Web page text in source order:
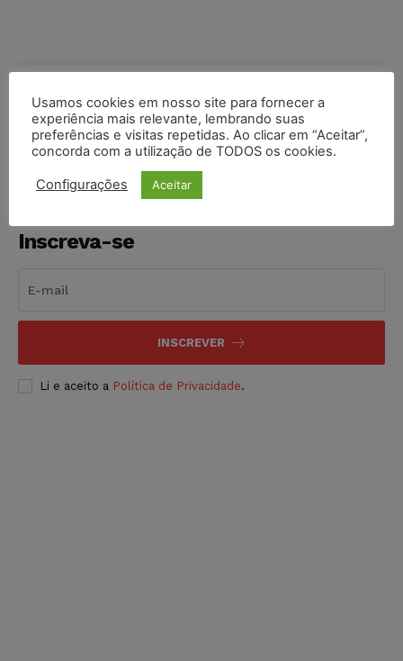
COMPARTILHE
Inscreva-se
INSCREVER
Li e aceito a Política de Privacidade.
Usamos cookies em nosso site para fornecer a
experiência mais relevante, lembrando suas
preferências e visitas repetidas. Ao clicar em “Aceitar”,
concorda com a utilização de TODOS os cookies.
Configurações Aceitar